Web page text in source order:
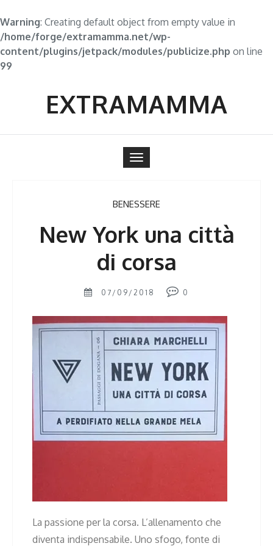
Warning: Creating default object from empty value in
/home/forge/extramamma.net/wp-
content/plugins/jetpack/modules/publicize.php on line
99
EXTRAMAMMA
Toggle
navigation
BENESSERE
New York una città
di corsa
07/09/2018 0
La passione per la corsa. L’allenamento che
diventa indispensabile. Uno sfogo, fonte di